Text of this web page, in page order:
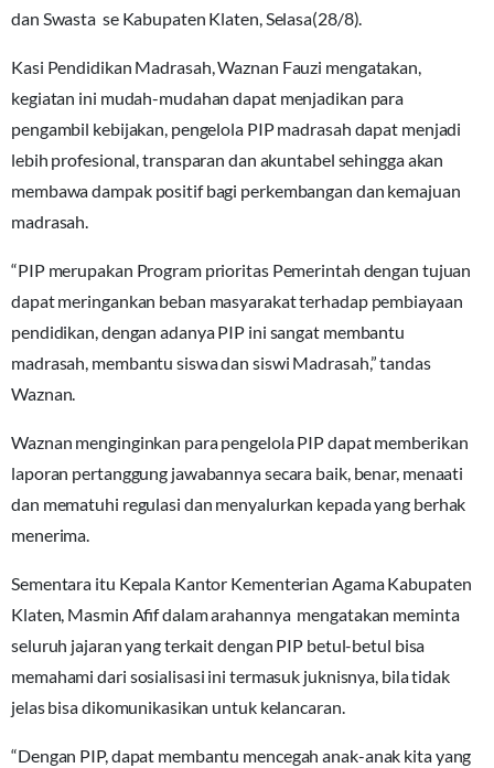
dan Swasta se Kabupaten Klaten, Selasa(28/8).
Kasi Pendidikan Madrasah, Waznan Fauzi mengatakan,
kegiatan ini mudah-mudahan dapat menjadikan para
pengambil kebijakan, pengelola PIP madrasah dapat menjadi
lebih profesional, transparan dan akuntabel sehingga akan
membawa dampak positif bagi perkembangan dan kemajuan
madrasah.
“PIP merupakan Program prioritas Pemerintah dengan tujuan
dapat meringankan beban masyarakat terhadap pembiayaan
pendidikan, dengan adanya PIP ini sangat membantu
madrasah, membantu siswa dan siswi Madrasah,” tandas
Waznan.
Waznan menginginkan para pengelola PIP dapat memberikan
laporan pertanggung jawabannya secara baik, benar, menaati
dan mematuhi regulasi dan menyalurkan kepada yang berhak
menerima.
Sementara itu Kepala Kantor Kementerian Agama Kabupaten
Klaten, Masmin Afif dalam arahannya mengatakan meminta
seluruh jajaran yang terkait dengan PIP betul-betul bisa
memahami dari sosialisasi ini termasuk juknisnya, bila tidak
jelas bisa dikomunikasikan untuk kelancaran.
“Dengan PIP, dapat membantu mencegah anak-anak kita yang